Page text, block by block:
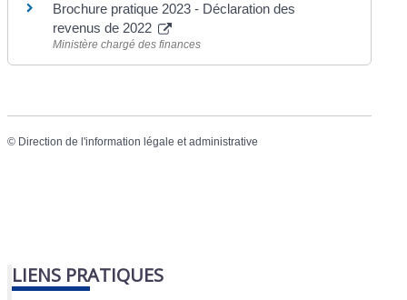
Brochure pratique 2023 - Déclaration des
revenus de 2022
Ministère chargé des finances
© Direction de l'information légale et administrative
LIENS PRATIQUES